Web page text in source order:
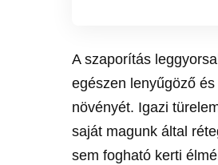
A szaporítás
egészen lenyűgöző
növényét. Igazi
saját magunk által
sem fogható kerti